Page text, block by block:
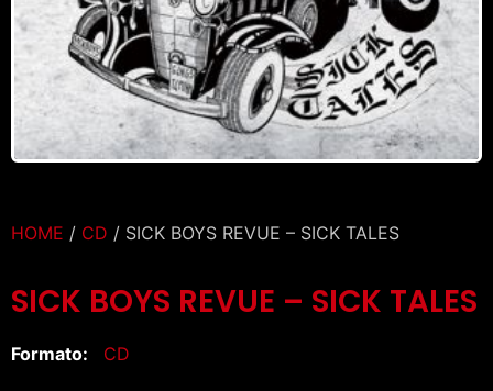
HOME / CD / SICK BOYS REVUE – SICK TALES
SICK BOYS REVUE – SICK TALES
Formato: CD